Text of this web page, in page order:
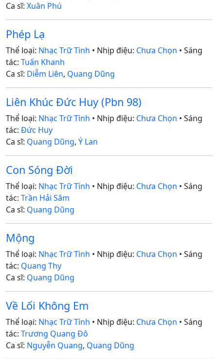
Ca sĩ: Xuân Phú
Phép Lạ
Thể loại: Nhạc Trữ Tình • Nhịp điệu: Chưa Chọn • Sáng
tác: Tuấn Khanh
Ca sĩ: Diễm Liên, Quang Dũng
Liên Khúc Đức Huy (Pbn 98)
Thể loại: Nhạc Trữ Tình • Nhịp điệu: Chưa Chọn • Sáng
tác: Đức Huy
Ca sĩ: Quang Dũng, Ý Lan
Con Sóng Đời
Thể loại: Nhạc Trữ Tình • Nhịp điệu: Chưa Chọn • Sáng
tác: Trần Hải Sâm
Ca sĩ: Quang Dũng
Mộng
Thể loại: Nhạc Trữ Tình • Nhịp điệu: Chưa Chọn • Sáng
tác: Quang Thy
Ca sĩ: Quang Dũng
Về Lối Không Em
Thể loại: Nhạc Trữ Tình • Nhịp điệu: Chưa Chọn • Sáng
tác: Trương Quang Đô
Ca sĩ: Nguyễn Quang, Quang Dũng